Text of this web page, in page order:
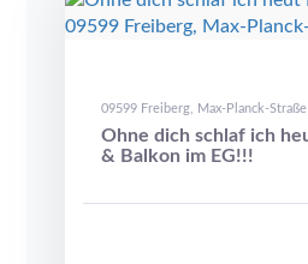
09599 Freiberg, Max-Planck-
Ohne dich schlaf ich
& Balkon im EG!!!